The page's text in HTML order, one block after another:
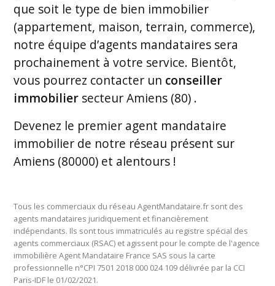
que soit le type de bien immobilier
(appartement, maison, terrain, commerce),
notre équipe d’agents mandataires sera
prochainement à votre service. Bientôt,
vous pourrez contacter un conseiller
immobilier secteur Amiens (80) .
Devenez le premier agent mandataire
immobilier de notre réseau présent sur
Amiens (80000) et alentours !
Tous les commerciaux du réseau AgentMandataire.fr sont des
agents mandataires juridiquement et financièrement
indépendants. Ils sont tous immatriculés au registre spécial des
agents commerciaux (RSAC) et agissent pour le compte de l'agence
immobilière Agent Mandataire France SAS sous la carte
professionnelle n°CPI 7501 2018 000 024 109 délivrée par la CCI
Paris-IDF le 01/02/2021.